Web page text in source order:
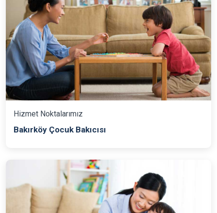
Hizmet Noktalarımız
Bakırköy Çocuk Bakıcısı